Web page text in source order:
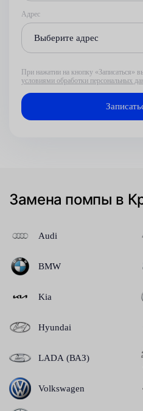
Адрес
Выберите адрес
При нажатии на кнопку «Записаться»
условиями обработки персональных
Замена помпы в
Audi
BMW
Kia
Hyundai
LADA (ВАЗ)
Volkswagen